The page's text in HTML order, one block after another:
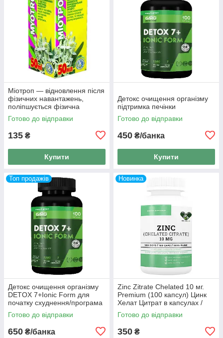
Міотроп — відновлення після
фізичних навантажень,
поліпшується фізична
витривалість, Екомед,50 мл
Готово до відправки
135 ₴
Купити
Детокс очищення організму
підтримка печінки
Готово до відправки
450 ₴/банка
Купити
Топ продажів
Детокс очищення організму
DETOX 7+Ionic Form для
початку схуднення/програма
на 25 днів 100 шт.
Готово до відправки
650 ₴/банка
Новинка
Zinc Zitrate Chelated 10 мг.
Premium (100 капсул) Цинк
Хелат Цитрат в капсулах /
таблетках EN'VIE LAB
Готово до відправки
350 ₴